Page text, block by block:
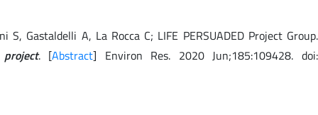
Gastaldelli A, La Rocca C; LIFE PERSUADED Project Group.
. [Abstract] Environ Res. 2020 Jun;185:109428. doi: